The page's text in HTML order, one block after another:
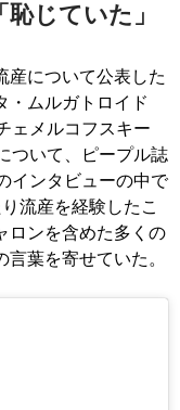
じていた」
について公表した
・ムルガトロイド
ェメルコフスキー
ついて、ピープル誌
インタビューの中で
流産を経験したこ
ロンを含めた多くの
葉を寄せていた。